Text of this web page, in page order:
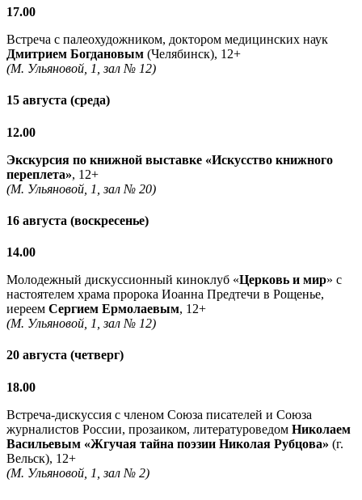
17.00
Встреча с палеохудожником, доктором медицинских наук
Дмитрием Богдановым (Челябинск), 12+
(М. Ульяновой, 1, зал № 12)
15 августа (среда)
12.00
Экскурсия по книжной выставке «Искусство книжного
переплета», 12+
(М. Ульяновой, 1, зал № 20)
16 августа (воскресенье)
14.00
Молодежный дискуссионный киноклуб «Церковь и мир» с
настоятелем храма пророка Иоанна Предтечи в Рощенье,
иереем Сергием Ермолаевым, 12+
(М. Ульяновой, 1, зал № 12)
20 августа (четверг)
18.00
Встреча-дискуссия с членом Союза писателей и Союза
журналистов России, прозаиком, литературоведом Николаем
Васильевым «Жгучая тайна поэзии Николая Рубцова» (г.
Вельск), 12+
(М. Ульяновой, 1, зал № 2)